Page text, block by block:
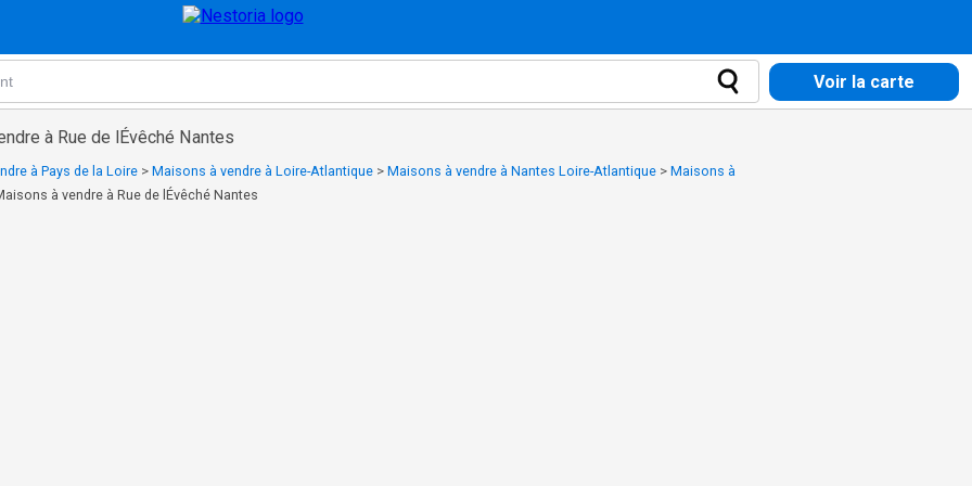
Voir la carte
à Rue de lÉvêché Nantes
à Pays de la Loire > Maisons à vendre à Loire-Atlantique > Maisons à vendre à Nantes Loire-Atlantique > Maisons à
à vendre à Rue de lÉvêché Nantes